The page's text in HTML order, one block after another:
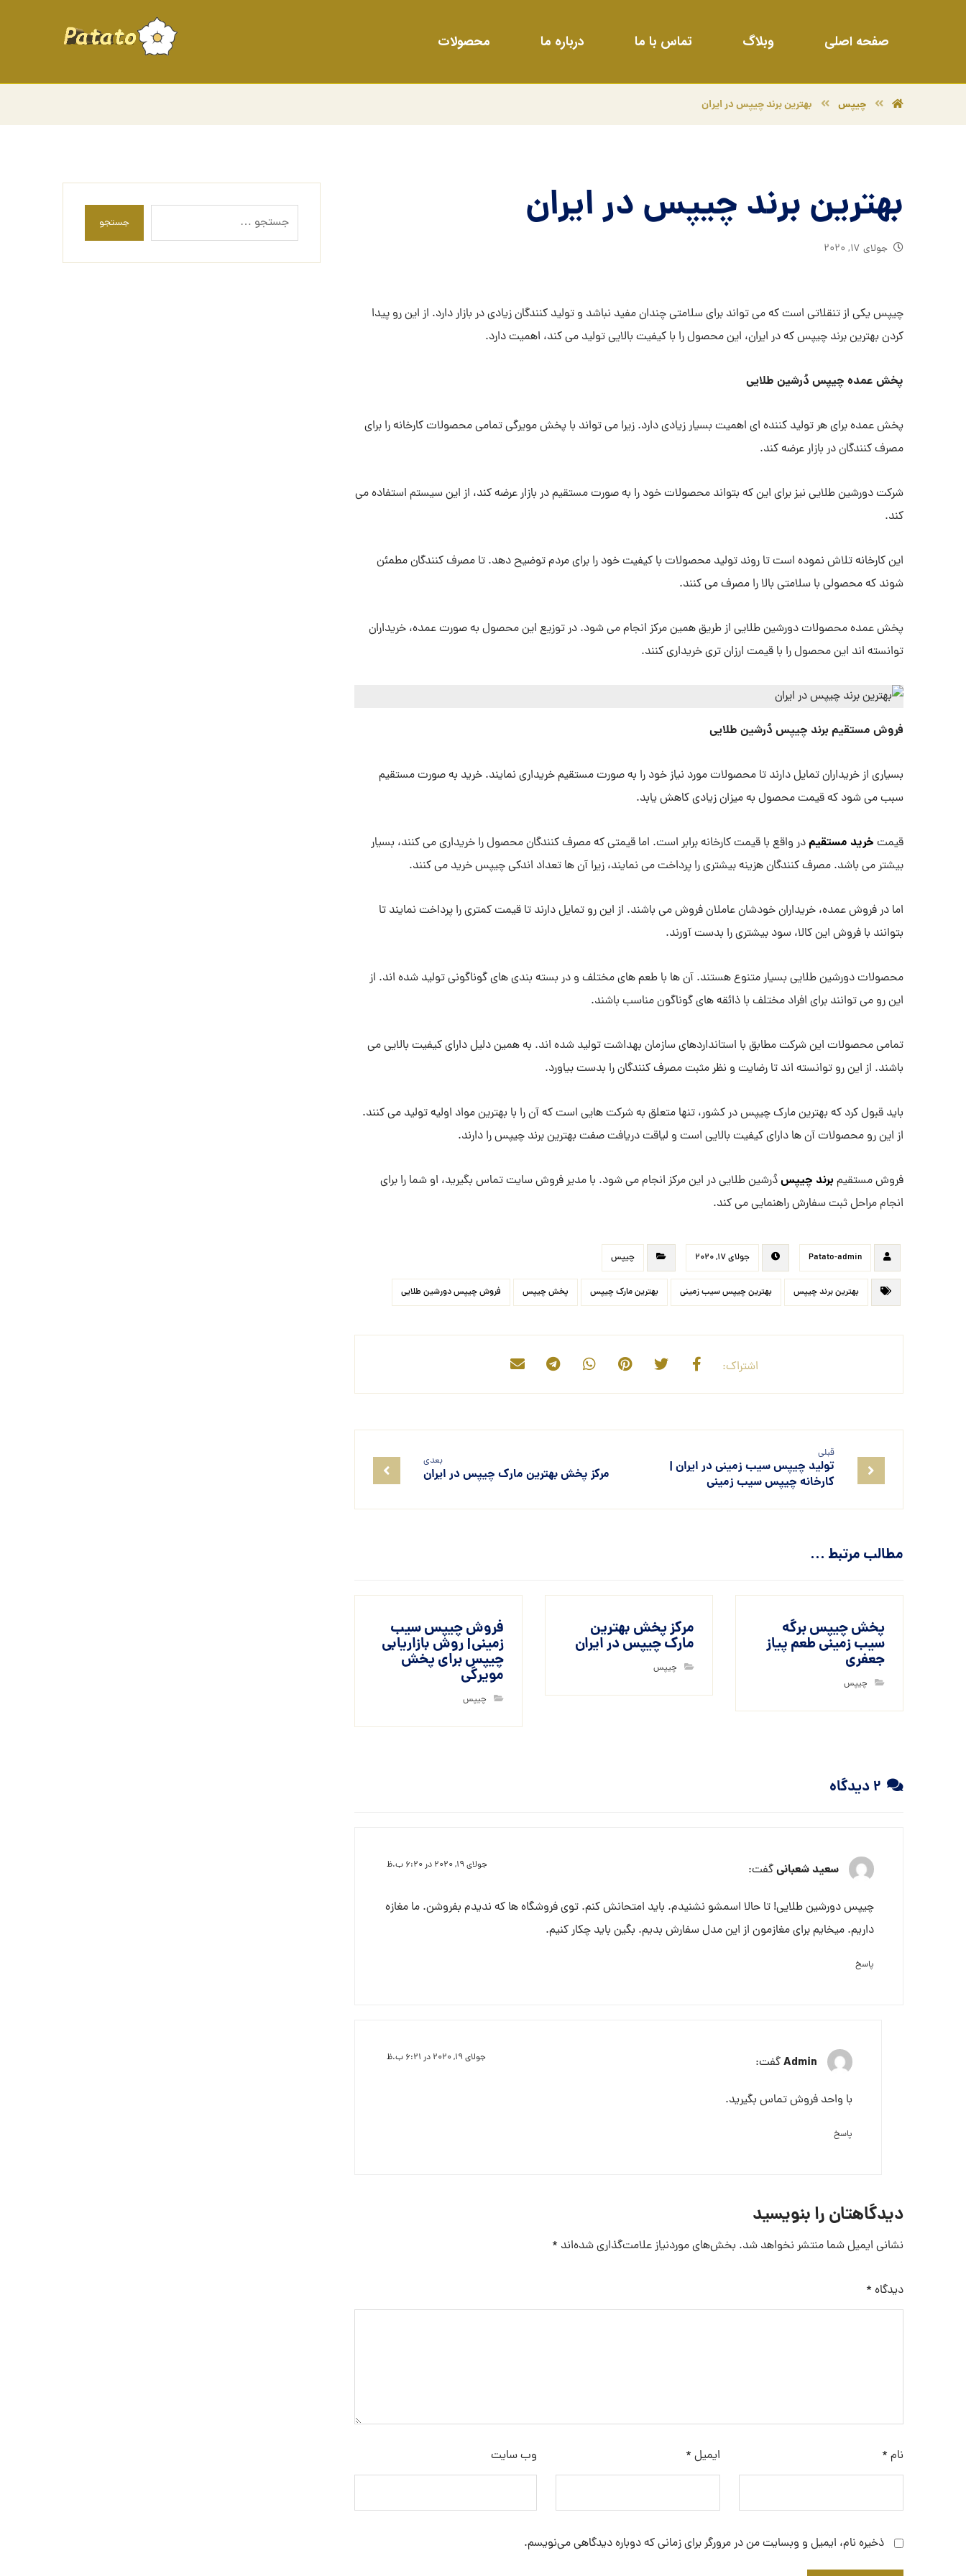
صفحه اصلی وبلاگ تماس با ما درباره ما محصولات
چیپس بهترین برند چیپس در ایران
بهترین برند چیپس در ایران
جولای ۱۷, ۲۰۲۰
چیپس یکی از تنقلاتی است که می تواند برای سلامتی چندان مفید نباشد و تولید کنندگان زیادی در بازار دارد. از این رو پیدا
کردن بهترین برند چیپس که در ایران، این محصول را با کیفیت بالایی تولید می کند، اهمیت دارد.
پخش عمده چیپس دُرشین طلایی
پخش عمده برای هر تولید کننده ای اهمیت بسیار زیادی دارد. زیرا می تواند با پخش مویرگی تمامی محصولات کارخانه را برای
مصرف کنندگان در بازار عرضه کند.
شرکت دورشین طلایی نیز برای این که بتواند محصولات خود را به صورت مستقیم در بازار عرضه کند، از این سیستم استفاده می
کند.
این کارخانه تلاش نموده است تا روند تولید محصولات با کیفیت خود را برای مردم توضیح دهد. تا مصرف کنندگان مطمئن
شوند که محصولی با سلامتی بالا را مصرف می کنند.
پخش عمده محصولات دورشین طلایی از طریق همین مرکز انجام می شود. در توزیع این محصول به صورت عمده، خریداران
توانسته اند این محصول را با قیمت ارزان تری خریداری کنند.
فروش مستقیم برند چیپس دُرشین طلایی
بسیاری از خریداران تمایل دارند تا محصولات مورد نیاز خود را به صورت مستقیم خریداری نمایند. خرید به صورت مستقیم
سبب می شود که قیمت محصول به میزان زیادی کاهش یابد.
قیمت خرید مستقیمدر واقع با قیمت کارخانه برابر است. اما قیمتی که مصرف کنندگان محصول را خریداری می کنند، بسیار
بیشتر می باشد. مصرف کنندگان هزینه بیشتری را پرداخت می نمایند، زیرا آن ها تعداد اندکی چیپس خرید می کنند.
اما در فروش عمده، خریداران خودشان عاملان فروش می باشند. از این رو تمایل دارند تا قیمت کمتری را پرداخت نمایند تا
بتوانند با فروش این کالا، سود بیشتری را بدست آورند.
محصولات دورشین طلایی بسیار متنوع هستند. آن ها با طعم های مختلف و در بسته بندی های گوناگونی تولید شده اند. از
این رو می توانند برای افراد مختلف با ذائقه های گوناگون مناسب باشند.
تمامی محصولات این شرکت مطابق با استانداردهای سازمان بهداشت تولید شده اند. به همین دلیل دارای کیفیت بالایی می
باشند. از این رو توانسته اند تا رضایت و نظر مثبت مصرف کنندگان را بدست بیاورد.
باید قبول کرد که بهترین مارک چیپس در کشور، تنها متعلق به شرکت هایی است که آن را با بهترین مواد اولیه تولید می کنند.
از این رو محصولات آن ها دارای کیفیت بالایی است و لیاقت دریافت صفت بهترین برند چیپس را دارند.
فروش مستقیمبرند چیپسدُرشین طلایی در این مرکز انجام می شود. با مدیر فروش سایت تماس بگیرید، او شما را برای
انجام مراحل ثبت سفارش راهنمایی می کند.
Patato-admin جولای ۱۷, ۲۰۲۰ چیپس
بهترین برند چیپس بهترین چیپس سیب زمینی بهترین مارک چیپس پخش چیپس فروش چیپس دورشین طلایی
قبلی
تولید چیپس سیب زمینی در ایران |
کارخانه چیپس سیب زمینی
بعدی
مرکز پخش بهترین مارک چیپس در ایران
مطالب مرتبط ...
پخش چیپس برگه
سیب زمینی طعم پیاز
جعفری
چیپس
مرکز پخش بهترین
مارک چیپس در ایران
چیپس
فروش چیپس سیب
زمینی| روش بازاریابی
چیپس برای پخش
مویرگی
چیپس
۲ دیدگاه
سعید شعبانیگفت: جولای ۱۹, ۲۰۲۰ در ۶:۲۰ ب.ظ
چیپس دورشین طلایی! تا حالا اسمشو نشنیدم. باید امتحانش کنم. توی فروشگاه ها که ندیدم بفروشن. ما مغازه
داریم. میخایم برای مغازمون از این مدل سفارش بدیم. بگین باید چکار کنیم.
پاسخ
Adminگفت: جولای ۱۹, ۲۰۲۰ در ۶:۲۱ ب.ظ
با واحد فروش تماس بگیرید.
پاسخ
دیدگاهتان را بنویسید
نشانی ایمیل شما منتشر نخواهد شد. بخش‌های موردنیاز علامت‌گذاری شده‌اند *
دیدگاه *
نام * ایمیل * وب‌ سایت
ذخیره نام، ایمیل و وبسایت من در مرورگر برای زمانی که دوباره دیدگاهی می‌نویسم.
جستجو